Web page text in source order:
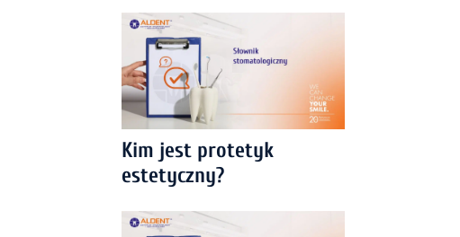
Kim jest protetyk
estetyczny?